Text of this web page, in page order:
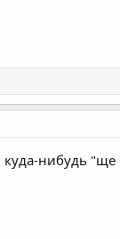
нибудь "ще